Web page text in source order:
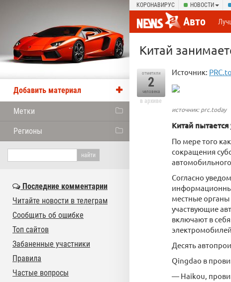
КОРОНАВИРУС НОВОСТИ
Авто
Китай
отметили
2
человека
в архиве
Источник:
источник: prc.today
Китай
По мере того
сокращения
Согласно
местные органы
участвующие
включают в
Десять
Qingdao в
— Haikou,
Добавить материал
Метки
Регионы
Последние комментарии
Читайте новости в телеграм
Сообщить об ошибке
Топ сайтов
Забаненные участники
Правила
Частые вопросы